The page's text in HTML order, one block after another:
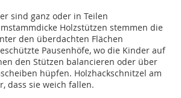
sind ganz oder in Teilen
Holzstützen stemmen die
den überdachten Flächen
Pausenhöfe, wo die Kinder auf
den Stützen balancieren oder über
hüpfen. Holzhackschnitzel am
dass sie weich fallen.